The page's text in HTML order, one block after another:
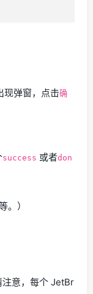
现弹窗，点击确
success 或者don
。）
注意，每个 JetBr